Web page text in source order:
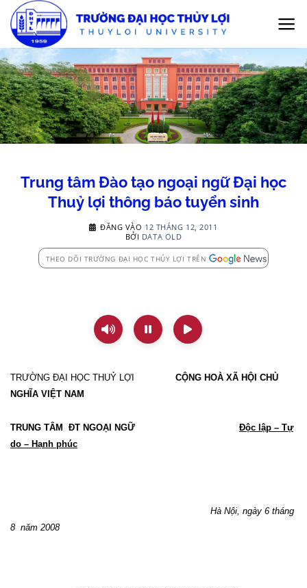
qua
nội
dung
Trung tâm Đào tạo ngoại ngữ Đại học
Thuỷ lợi thông báo tuyển sinh
ĐĂNG VÀO 12 THÁNG 12, 2011
BỞI DATA OLD
THEO DÕI TRƯỜNG ĐẠI HỌC THỦY LỢI TRÊN
TRƯỜNG ĐẠI HỌC THUỶ LỢI
CỘNG HOÀ XÃ HỘI CHỦ
NGHĨA VIỆT NAM
TRUNG TÂM ĐT NGOẠI NGỮ
Độc lập – Tự
do – Hạnh phúc
Hà Nội, ngày 6 tháng
8 năm 2008